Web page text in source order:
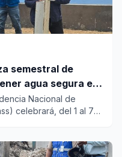
semestral de
agua segura en
Nacional de
celebrará, del 1 al 7